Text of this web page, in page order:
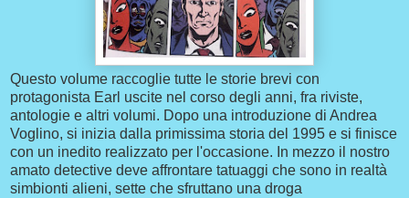
Questo volume raccoglie tutte le storie brevi con
protagonista Earl uscite nel corso degli anni, fra riviste,
antologie e altri volumi. Dopo una introduzione di Andrea
Voglino, si inizia dalla primissima storia del 1995 e si finisce
con un inedito realizzato per l'occasione. In mezzo il nostro
amato detective deve affrontare tatuaggi che sono in realtà
simbionti alieni, sette che sfruttano una droga